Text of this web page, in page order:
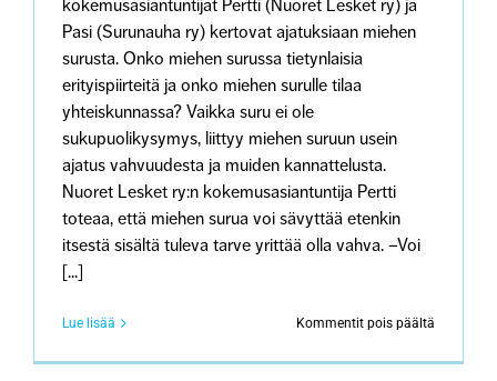
kokemusasiantuntijat Pertti (Nuoret Lesket ry) ja
Pasi (Surunauha ry) kertovat ajatuksiaan miehen
surusta. Onko miehen surussa tietynlaisia
erityispiirteitä ja onko miehen surulle tilaa
yhteiskunnassa? Vaikka suru ei ole
sukupuolikysymys, liittyy miehen suruun usein
ajatus vahvuudesta ja muiden kannattelusta.
Nuoret Lesket ry:n kokemusasiantuntija Pertti
toteaa, että miehen surua voi sävyttää etenkin
itsestä sisältä tuleva tarve yrittää olla vahva. –Voi
[...]
Lue lisää Kommentit pois päältä
miehen